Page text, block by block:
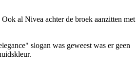
al Nivea achter de broek aanzitten met
slogan was geweest was er geen